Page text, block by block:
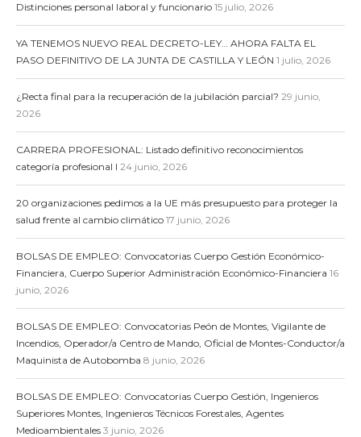
Distinciones personal laboral y funcionario 15 julio, 2026
YA TENEMOS NUEVO REAL DECRETO-LEY… AHORA FALTA EL
PASO DEFINITIVO DE LA JUNTA DE CASTILLA Y LEÓN 1 julio, 2026
¿Recta final para la recuperación de la jubilación parcial? 29 junio,
2026
CARRERA PROFESIONAL: Listado definitivo reconocimientos
categoría profesional I 24 junio, 2026
20 organizaciones pedimos a la UE más presupuesto para proteger la
salud frente al cambio climático 17 junio, 2026
BOLSAS DE EMPLEO: Convocatorias Cuerpo Gestión Económico-
Financiera, Cuerpo Superior Administración Económico-Financiera 16
junio, 2026
BOLSAS DE EMPLEO: Convocatorias Peón de Montes, Vigilante de
Incendios, Operador/a Centro de Mando, Oficial de Montes-Conductor/a
Maquinista de Autobomba 8 junio, 2026
BOLSAS DE EMPLEO: Convocatorias Cuerpo Gestión, Ingenieros
Superiores Montes, Ingenieros Técnicos Forestales, Agentes
Medioambientales 3 junio, 2026